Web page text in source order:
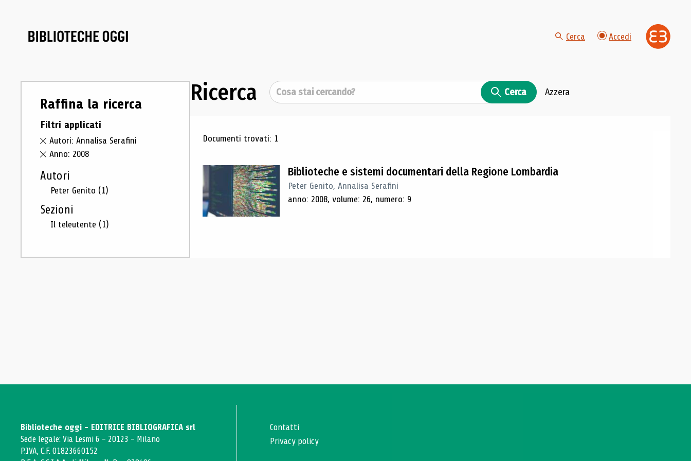
Cerca Accedi
Raffina la ricerca
Filtri applicati
Autori: Annalisa Serafini
Anno: 2008
Autori
Peter Genito (1)
Sezioni
Il teleutente (1)
Ricerca Cerca Cerca Azzera
Risultati di ricerca
Documenti trovati: 1
Biblioteche e sistemi documentari della Regione Lombardia
Peter Genito, Annalisa Serafini
anno: 2008, volume: 26, numero: 9
Biblioteche oggi - EDITRICE BIBLIOGRAFICA srl
Sede legale: Via Lesmi 6 - 20123 - Milano
P.IVA, C.F. 01823660152
Contatti
Privacy policy